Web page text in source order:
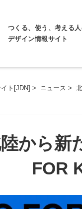
つくる、使う、考える
デザイン情報サイト
ト[JDN] > ニュース >
から新
FOR